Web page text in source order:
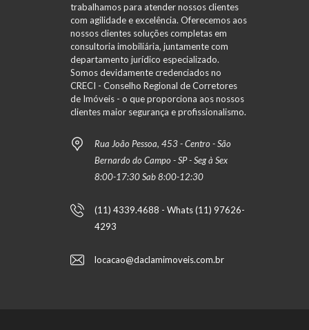
trabalhamos para atender nossos clientes
com agilidade e excelência. Oferecemos aos
nossos clientes soluções completas em
consultoria imobiliária, juntamente com
departamento jurídico especializado.
Somos devidamente credenciados no
CRECI - Conselho Regional de Corretores
de Imóveis - o que proporciona aos nossos
clientes maior segurança e profissionalismo.
Rua João Pessoa, 453 - Centro - São
Bernardo do Campo - SP - Seg à Sex
8:00-17:30 Sab 8:00-12:30
(11) 4339.4688 - Whats (11) 97626-
4293
locacao@daclamimoveis.com.br